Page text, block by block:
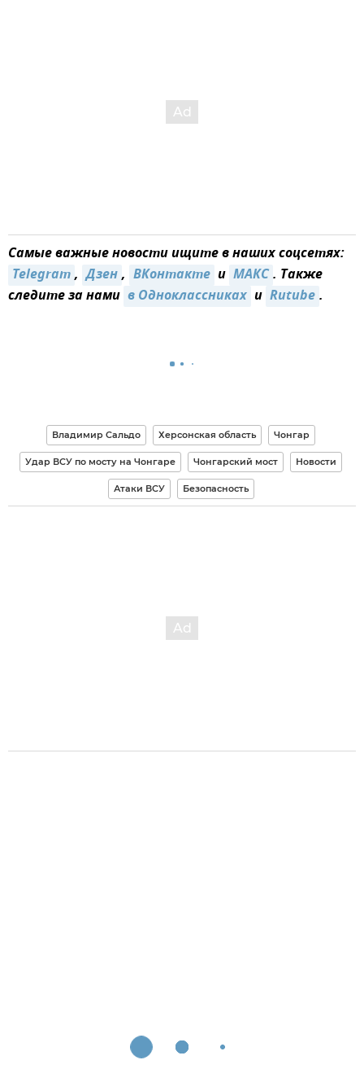
Самые важные новости ищите в наших соцсетях:
Telegram, Дзен, ВКонтакте и МАКС. Также
следите за нами в Одноклассниках и Rutube.
Владимир Сальдо Херсонская область Чонгар
Удар ВСУ по мосту на Чонгаре Чонгарский мост Новости
Атаки ВСУ Безопасность